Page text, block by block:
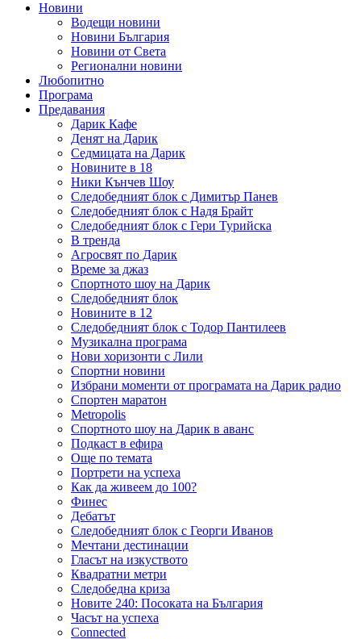
Новини
Водещи новини
Новини България
Новини от Света
Регионални новини
Любопитно
Програма
Предавания
Дарик Кафе
Денят на Дарик
Седмицата на Дарик
Новините в 18
Ники Кънчев Шоу
Следобедният блок с Димитър Панев
Следобедният блок с Надя Брайт
Следобедният блок с Гери Турийска
В тренда
Агросвят по Дарик
Време за джаз
Спортното шоу на Дарик
Следобедният блок
Новините в 12
Следобедният блок с Тодор Пантилеев
Музикална програма
Нови хоризонти с Лили
Спортни новини
Избрани моменти от програмата на Дарик радио
Спортен маратон
Metropolis
Спортното шоу на Дарик в аванс
Подкаст в ефира
Още по темата
Портрети на успеха
Как да живеем до 100?
Финес
Дебатът
Следобедният блок с Георги Иванов
Мечтани дестинации
Гласът на изкуството
Квадратни метри
Следобедна криза
Новите 240: Посоката на България
Часът на успеха
Connected